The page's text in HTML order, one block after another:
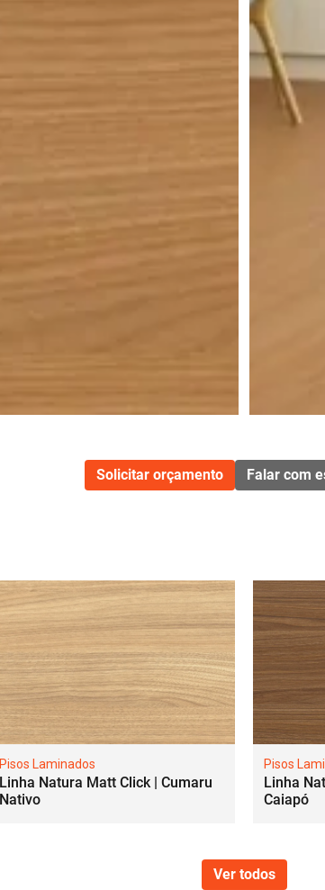
Solicitar orçamento Falar com
Pisos Laminados
Linha Natura Matt Click | Cumaru
Nativo
Pisos
Linha
Caiapó
Ver todos